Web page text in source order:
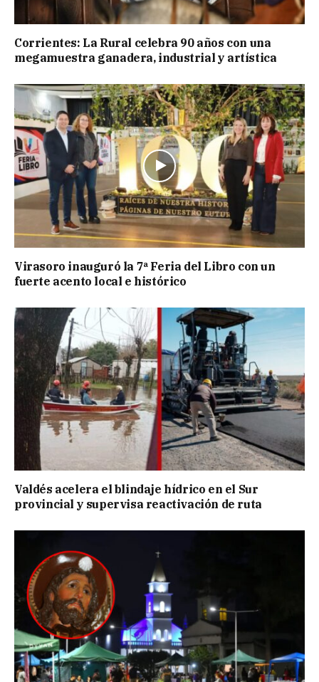
Corrientes: La Rural celebra 90 años con una
megamuestra ganadera, industrial y artística
Virasoro inauguró la 7ª Feria del Libro con un
fuerte acento local e histórico
Valdés acelera el blindaje hídrico en el Sur
provincial y supervisa reactivación de ruta